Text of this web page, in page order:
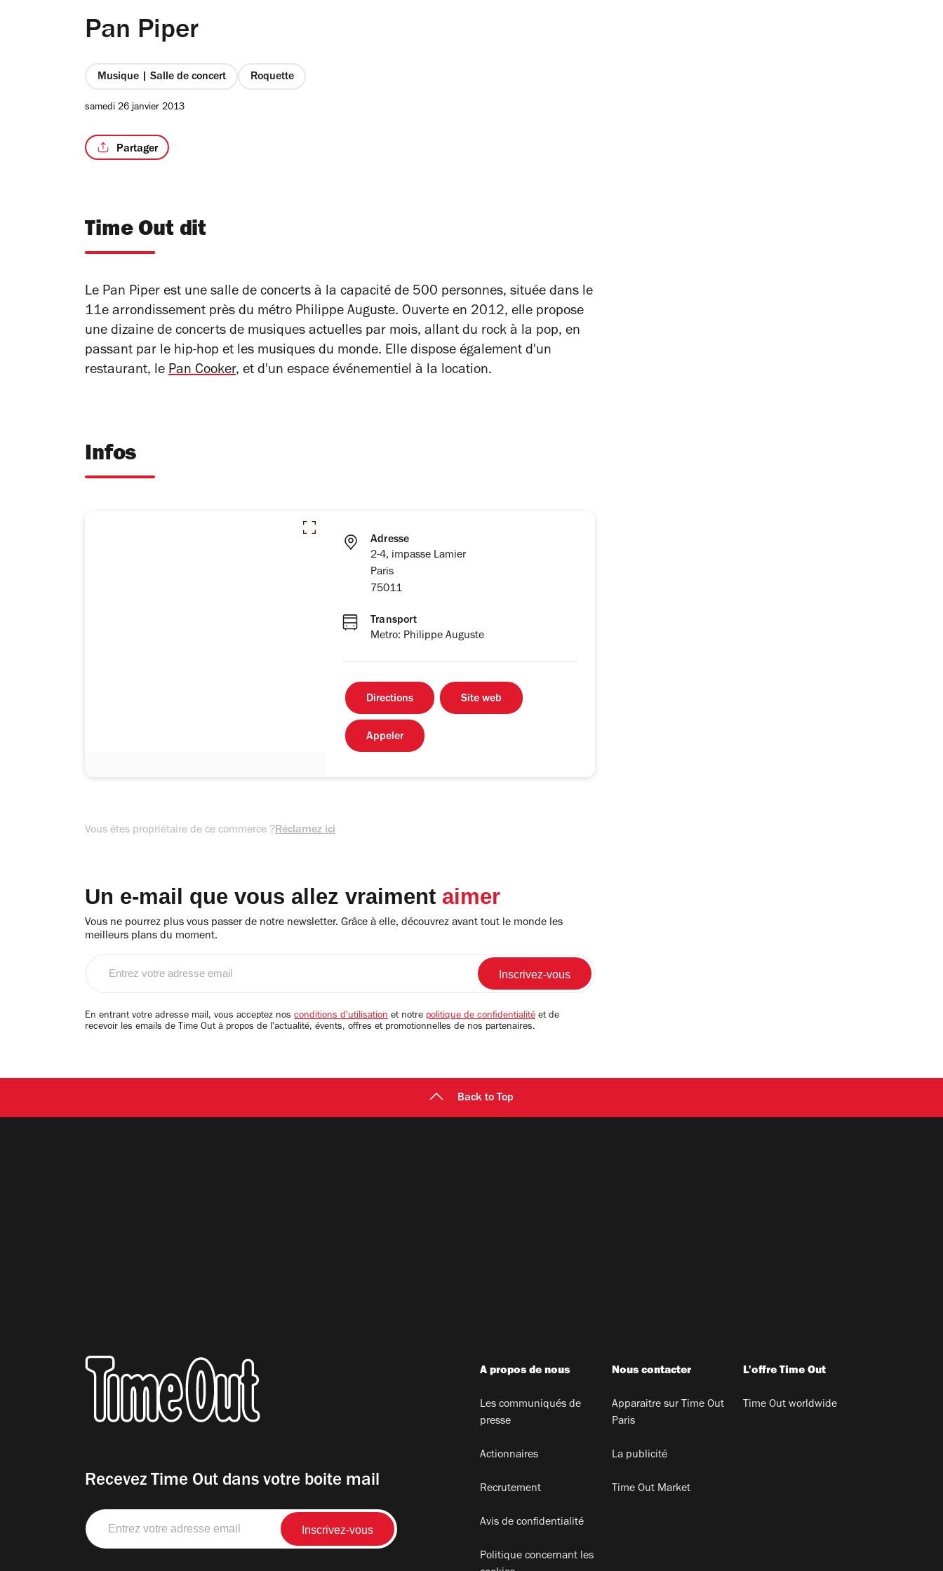
Pan Piper
Musique | Salle de concert Roquette
samedi 26 janvier 2013
Partager
Time Out dit
Le Pan Piper est une salle de concerts à la capacité de 500 personnes, située dans le
11e arrondissement près du métro Philippe Auguste. Ouverte en 2012, elle propose
une dizaine de concerts de musiques actuelles par mois, allant du rock à la pop, en
passant par le hip-hop et les musiques du monde. Elle dispose également d'un
restaurant, le Pan Cooker, et d'un espace événementiel à la location.
Infos
Adresse
2-4, impasse Lamier
Paris
75011
Transport
Metro: Philippe Auguste
Directions Site web
Appeler
Vous êtes propriétaire de ce commerce ?Réclamez ici
Un e-mail que vous allez vraiment aimer
Vous ne pourrez plus vous passer de notre newsletter. Grâce à elle, découvrez avant tout le monde les
meilleurs plans du moment.
email
En entrant votre adresse mail, vous acceptez nos conditions d'utilisation et notre politique de confidentialité et de
recevoir les emails de Time Out à propos de l'actualité, évents, offres et promotionnelles de nos partenaires.
Back to Top
Recevez Time Out dans votre boite mail
Entrez
votre
adresse
A propos de nous
Les communiqués de
presse
Actionnaires
Recrutement
Avis de confidentialité
Politique concernant les
Nous contacter
Apparaitre sur Time Out
Paris
La publicité
Time Out Market
L'offre Time Out
Time Out worldwide